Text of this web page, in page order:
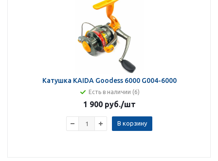
Катушка KAIDA Goodess 6000 G004-6000
Есть в наличии (6)
1 900 руб./шт
В корзину